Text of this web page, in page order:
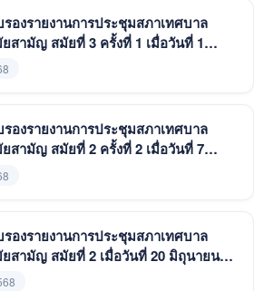
รองรายงานการประชุมสภาเทศบาล
สามัญ สมัยที่ 3 ครั้งที่ 1 เมื่อวันที่ 1
รองรายงานการประชุมสภาเทศบาล
สามัญ สมัยที่ 2 ครั้งที่ 2 เมื่อวันที่ 7
รองรายงานการประชุมสภาเทศบาล
สามัญ สมัยที่ 2 เมื่อวันที่ 20 มิถุนายน